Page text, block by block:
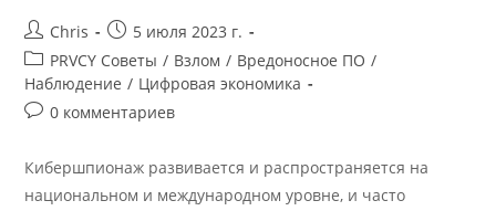
Chris
5 июля 2023 г.
PRVCY Советы / Взлом / Вредоносное ПО /
Наблюдение / Цифровая экономика
0 комментариев
Кибершпионаж развивается и распространяется на
национальном и международном уровне, и часто